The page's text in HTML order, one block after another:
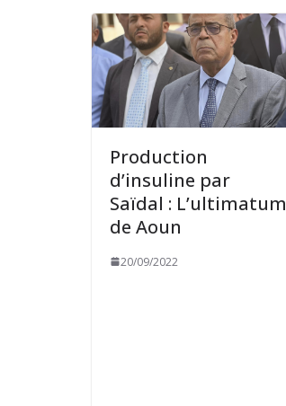
Production
d’insuline par
Saïdal : L’ultimatum
de Aoun
20/09/2022